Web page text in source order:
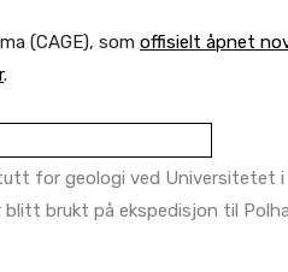
(CAGE), som offisielt åpnet
.
for geologi ved Universitetet
brukt på ekspedisjon til